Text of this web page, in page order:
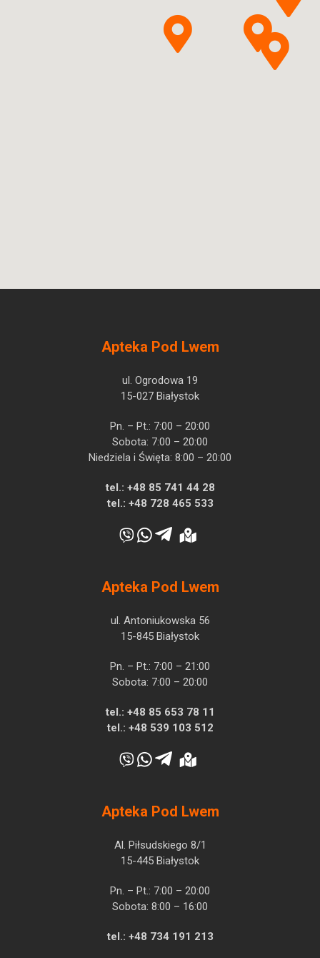
Apteka Pod Lwem
ul. Ogrodowa 19
15-027 Białystok
Pn. – Pt.: 7:00 – 20:00
Sobota: 7:00 – 20:00
Niedziela i Święta: 8:00 – 20:00
tel.: +48 85 741 44 28
tel.: +48 728 465 533
Apteka Pod Lwem
ul. Antoniukowska 56
15-845 Białystok
Pn. – Pt.: 7:00 – 21:00
Sobota: 7:00 – 20:00
tel.: +48 85 653 78 11
tel.: +48 539 103 512
Apteka Pod Lwem
Al. Piłsudskiego 8/1
15-445 Białystok
Pn. – Pt.: 7:00 – 20:00
Sobota: 8:00 – 16:00
tel.: +48 734 191 213